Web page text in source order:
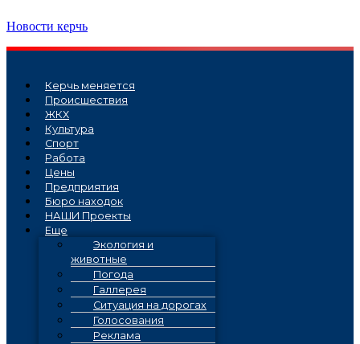
к
Новости керчь
Керчь меняется
Проиcшествия
ЖКХ
Культура
Спорт
Работа
Цены
Предприятия
Бюро находок
НАШИ Проекты
Еще
Экология и
животные
Погода
Галлерея
Ситуация на дорогах
Голосования
Реклама